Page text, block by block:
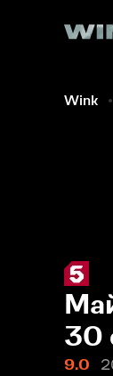
Wink
30
9.0